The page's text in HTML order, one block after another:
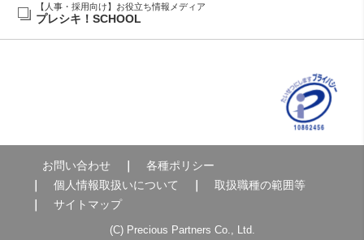
【人事・採用向け】お役立ち情報メディア
プレシキ！SCHOOL
お問い合わせ
各種ポリシー
個人情報取扱いについて
取扱職種の範囲等
サイトマップ
(C) Precious Partners Co., Ltd.